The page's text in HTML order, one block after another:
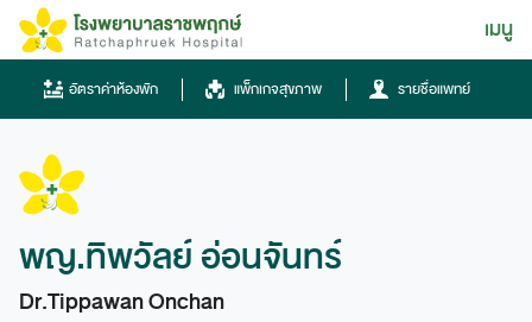
Skip
content
เมนู
ไทย
ไทย
English
Chinese
อัตราค่าห้องพัก แพ็กเกจสุขภาพ รายชื่อแพทย์
พญ.ทิพวัลย์ อ่อนจันทร์
Dr.Tippawan Onchan